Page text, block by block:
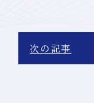
次の記事